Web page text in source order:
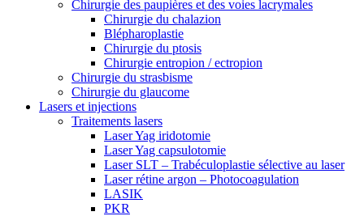
Chirurgie des paupières et des voies lacrymales
Chirurgie du chalazion
Blépharoplastie
Chirurgie du ptosis
Chirurgie entropion / ectropion
Chirurgie du strasbisme
Chirurgie du glaucome
Lasers et injections
Traitements lasers
Laser Yag iridotomie
Laser Yag capsulotomie
Laser SLT – Trabéculoplastie sélective au laser
Laser rétine argon – Photocoagulation
LASIK
PKR